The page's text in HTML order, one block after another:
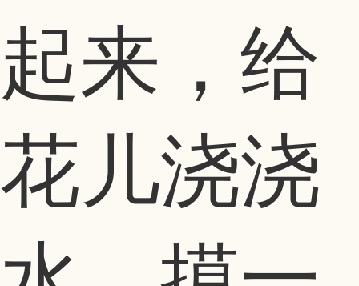
起来，给
花儿浇浇